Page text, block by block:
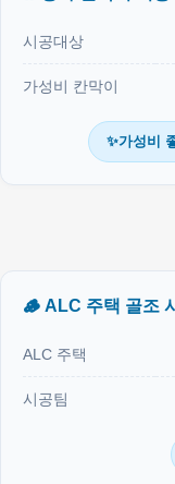
시공대상
가성비 칸막이
✨가성비
🪵 ALC 주택 골조
ALC 주택
시공팀